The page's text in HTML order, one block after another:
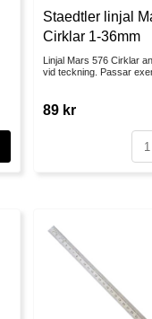
Staedtler linjal
Cirklar 1-36mm
Linjal Mars 576 Cirklar
vid teckning. Passar
89 kr